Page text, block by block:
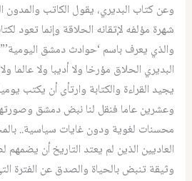
وعن كتاب البديري، يقول الكاتب والمدون
شهرة مؤلفه لإتقانه الحلاقة وإنما تعود
والذي يعرف باسم ‘حوادث دمشق
البديري الحلاق مؤرخا ولا أديبا ولا عالما
يجيد القراءة والكتابة وارتأى أن يكتب
وعشرين عاما فنقل لنا نبض دمشق
محسنات لغوية ودون غايات سياسية..
العاديين الذين لم يعتد التاريخ أن يضمهم
وثيقة تنبض بالحياة والصدق عن الفترة